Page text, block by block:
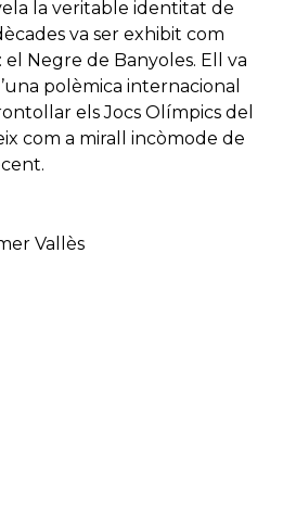
la veritable identitat de
va ser exhibit com
Negre de Banyoles. Ell va
polèmica internacional
els Jocs Olímpics del
com a mirall incòmode de
Vallès